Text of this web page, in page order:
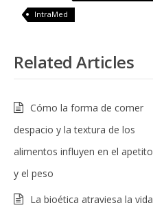
IntraMed
Related Articles
Cómo la forma de comer
despacio y la textura de los
alimentos influyen en el apetito
y el peso
La bioética atraviesa la vida